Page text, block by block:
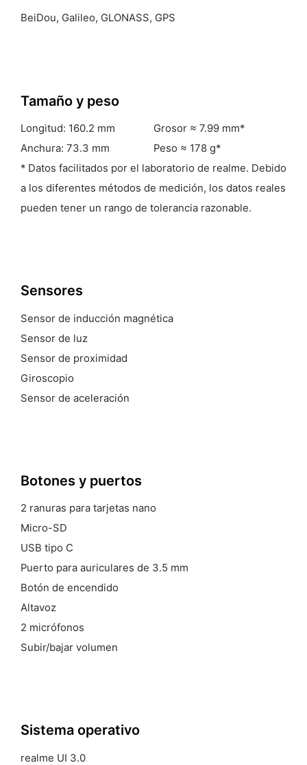
BeiDou, Galileo, GLONASS, GPS
Tamaño y peso
Longitud: 160.2 mm
Anchura: 73.3 mm
Grosor ≈ 7.99 mm*
Peso ≈ 178 g*
* Datos facilitados por el laboratorio de realme. Debido
a los diferentes métodos de medición, los datos reales
pueden tener un rango de tolerancia razonable.
Sensores
Sensor de inducción magnética
Sensor de luz
Sensor de proximidad
Giroscopio
Sensor de aceleración
Botones y puertos
2 ranuras para tarjetas nano
Micro-SD
USB tipo C
Puerto para auriculares de 3.5 mm
Botón de encendido
Altavoz
2 micrófonos
Subir/bajar volumen
Sistema operativo
realme UI 3.0